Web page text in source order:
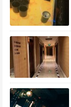
供了高品质的音
品和小吃。在轻
情、畅谈未来，
朋友聚会，李
日。她们提前预
和饮品。在优美
难忘的夜晚。